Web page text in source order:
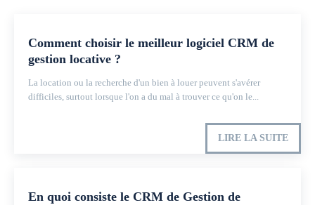
Comment choisir le meilleur logiciel CRM de
gestion locative ?
La location ou la recherche d'un bien à louer peuvent s'avérer
difficiles, surtout lorsque l'on a du mal à trouver ce qu'on le...
LIRE LA SUITE
En quoi consiste le CRM de Gestion de